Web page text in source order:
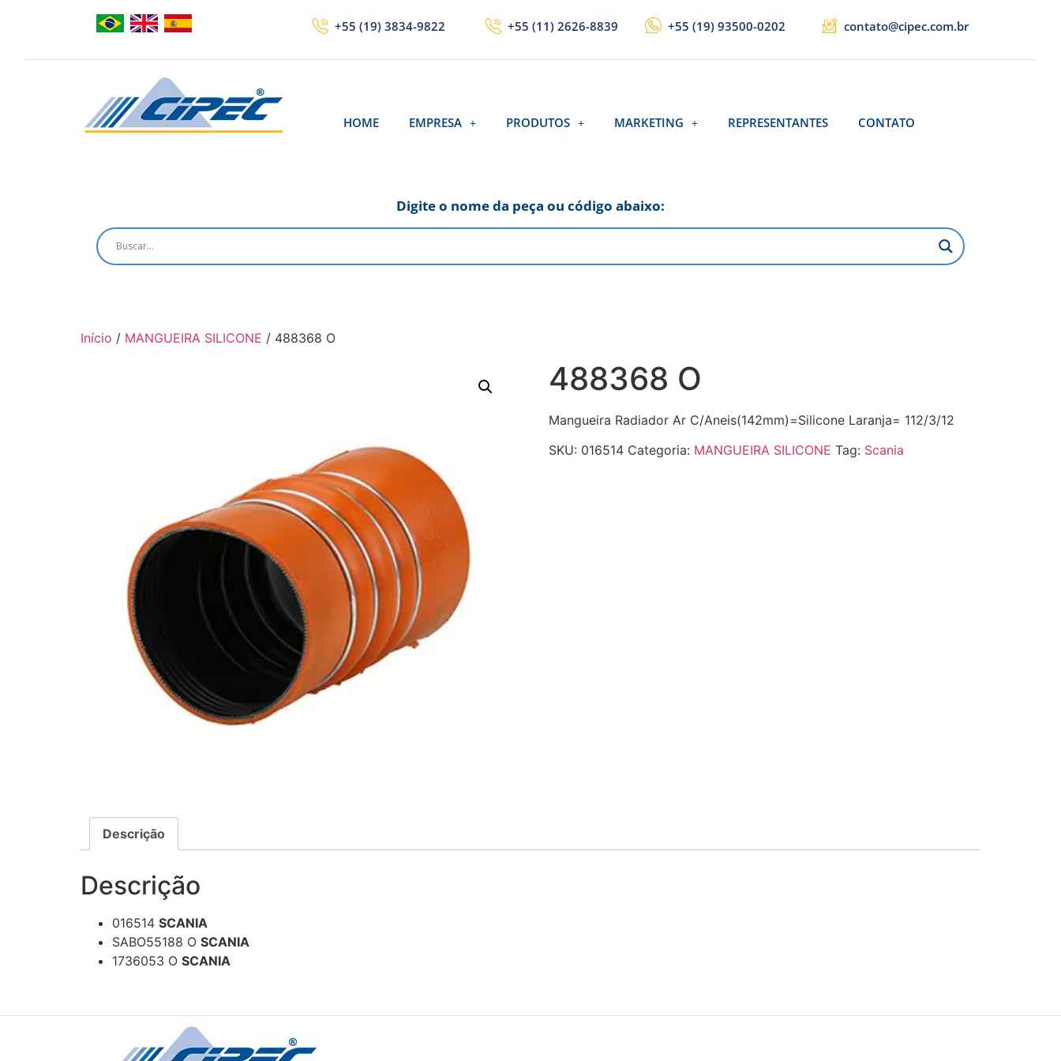
+55 (19) 3834-9822 +55 (11) 2626-8839 +55 (19) 93500-0202 contato@cipec.com.br
HOME EMPRESA PRODUTOS MARKETING REPRESENTANTES CONTATO
Digite o nome da peça ou código abaixo:
Início / MANGUEIRA SILICONE / 488368 O
488368 O
Mangueira Radiador Ar C/Aneis(142mm)=Silicone Laranja= 112/3/12
SKU: 016514 Categoria: MANGUEIRA SILICONE Tag: Scania
Descrição
Descrição
016514 SCANIA
SABO55188 O SCANIA
1736053 O SCANIA